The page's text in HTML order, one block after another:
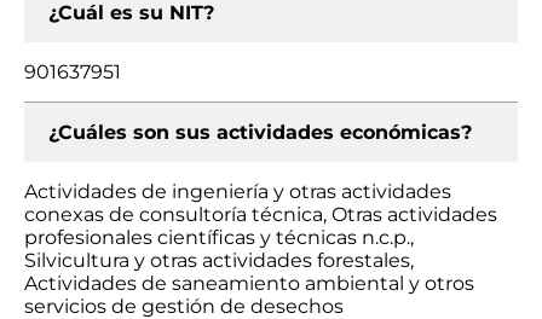
¿Cuál es su NIT?
901637951
¿Cuáles son sus actividades económicas?
Actividades de ingeniería y otras actividades
conexas de consultoría técnica, Otras actividades
profesionales científicas y técnicas n.c.p.,
Silvicultura y otras actividades forestales,
Actividades de saneamiento ambiental y otros
servicios de gestión de desechos